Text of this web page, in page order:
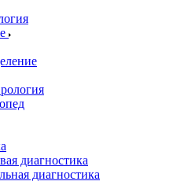
диагностика
диагностика